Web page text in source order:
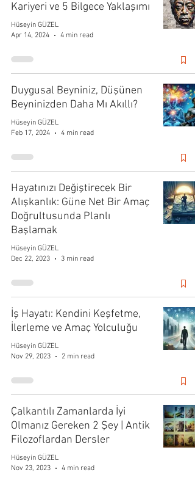
Kariyeri ve 5 Bilgece Yaklaşımı
Hüseyin GÜZEL
Apr 14, 2024
4 min read
Duygusal Beyniniz, Düşünen
Beyninizden Daha Mı Akıllı?
Hüseyin GÜZEL
Feb 17, 2024
4 min read
Hayatınızı Değiştirecek Bir
Alışkanlık: Güne Net Bir Amaç
Doğrultusunda Planlı
Başlamak
Hüseyin GÜZEL
Dec 22, 2023
3 min read
İş Hayatı: Kendini Keşfetme,
İlerleme ve Amaç Yolculuğu
Hüseyin GÜZEL
Nov 29, 2023
2 min read
Çalkantılı Zamanlarda İyi
Olmanız Gereken 2 Şey | Antik
Filozoflardan Dersler
Hüseyin GÜZEL
Nov 23, 2023
4 min read